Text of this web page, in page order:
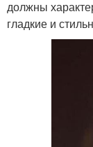
должны
гладкие и